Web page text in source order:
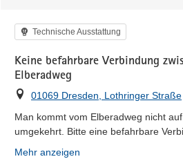
Kategorie
Technische Ausstattung
Keine befahrbare Verbindung
Elberadweg
Ort
01069 Dresden, Lothringer Straße
Man kommt vom Elberadweg nicht
umgekehrt. Bitte eine befahrbare
Mehr anzeigen